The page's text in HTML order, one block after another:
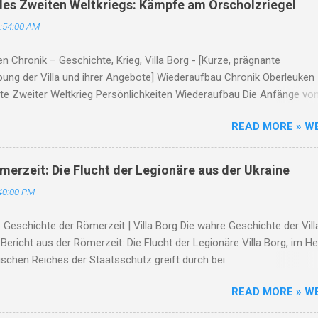
und ein Supermarktmitarbeiter, sind Opfer der Hitze
sind so extrem, dass selbst Touristen unter der Hitze leiden.
verbesserte Arbeitsbedingungen gefordert und sogar mit
Zweiten Weltkriegs: Kämpfe am Orscholzriegel
AM
Chronik – Geschichte, Krieg, Villa Borg - [Kurze, prägnante
der Villa und ihrer Angebote] Wiederaufbau Chronik Oberleuken
Zweiter Weltkrieg Persönlichkeiten Wiederaufbau Die Anfänge von
entwickelte sich aus einem fränkischen Gutshof entlang des
Der Zweite Weltkrieg und der Orscholzriegel Als Teil des
strategisch in das Verteidigungssystem des Orscholzriegel
1944/45 wurde das Dorf fast vollständig zerstört... Ortsgeschichte in
Holzen Franz: Gastwirt und Original, der sich weigerte, das Dorf zu
war Herz und Ohr des Dorfes. Wiederaufbau und Zukunft Nach
began...
READ MORE »
Die Flucht der Legionäre aus der Ukraine
PM
Geschichte der Römerzeit | Villa Borg Die wahre Geschichte der
aus der Römerzeit: Die Flucht der Legionäre Villa Borg, im
Reiches der Staatsschutz greift durch bei
Höhepunkt seiner Macht stand, prägten Geschichten von Tapferkeit
Sieg und Niederlage die Epoche. Doch nicht alle Geschichten
READ MORE »